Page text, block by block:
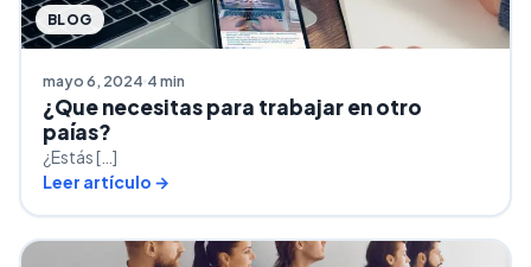
BLOG
mayo 6, 2024 4 min
¿Que necesitas para trabajar en otro
paías?
¿Estás […]
Leer artículo →